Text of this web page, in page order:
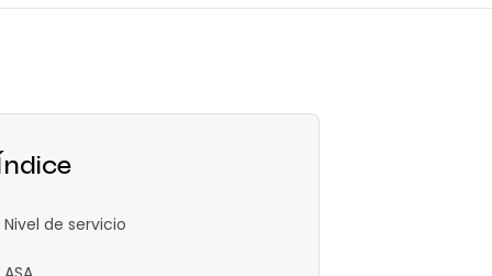
Nivel de servicio